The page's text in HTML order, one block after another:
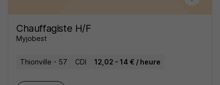
Chauffagiste H/F
Myjobest
Thionville - 57 CDI 12,02 - 14 € / heure